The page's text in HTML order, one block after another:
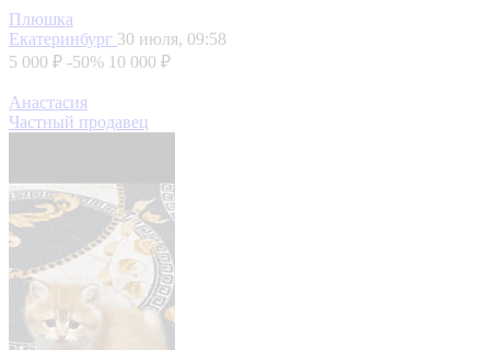
Плюшка
Екатеринбург 30 июля, 09:58
5 000 ₽ -50% 10 000 ₽
Анастасия
Частный продавец